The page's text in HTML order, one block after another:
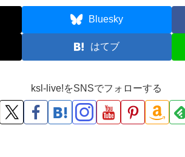
Bluesky
はてブ
ksl-live!をSNSでフォローする